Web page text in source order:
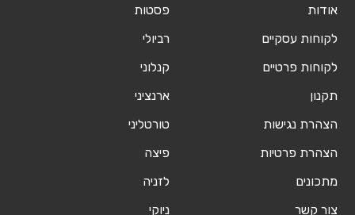
אודות
לקוחות עסקיים
לקוחות פרטיים
תקנון
הצהרת נגישות
הצהרת פרטיות
מתכונים
צור קשר
פסטות
רביולי
קנלוני
ארנציני
טורטליני
פיצה
לזניה
ניוקי